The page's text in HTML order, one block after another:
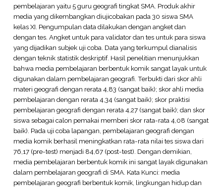
pembelajaran yaitu 5 guru geografi tingkat SMA. Produk akhir
media yang dikembangkan diujicobakan pada 30 siswa SMA
kelas XI. Pengumpulan data dilakukan dengan angket dan
dengan tes. Angket untuk para validator dan tes untuk para siswa
yang dijadikan subjek uji coba. Data yang terkumpul dianalisis
dengan teknik statistik deskriptif. Hasil penelitian menunjukkan
bahwa media pembelajaran berbentuk komik sangat layak untuk
digunakan dalam pembelajaran geografi. Terbukti dari skor ahli
materi geografi dengan rerata 4,83 (sangat baik); skor ahli media
pembelajaran dengan rerata 4,34 (sangat baik); skor praktisi
pembelajaran geografi dengan rerata 4,27 (sangat baik); dan skor
siswa sebagai calon pemakai memberi skor rata-rata 4,08 (sangat
baik). Pada uji coba lapangan, pembelajaran geografi dengan
media komik berhasil meningkatkan rata-rata nilai tes siswa dari
76,17 (pre-test) menjadi 84,67 (post-test). Dengan demikian,
media pembelajaran berbentuk komik ini sangat layak digunakan
dalam pembelajaran geografi di SMA. Kata Kunci: media
pembelajaran geografi berbentuk komik, lingkungan hidup dan